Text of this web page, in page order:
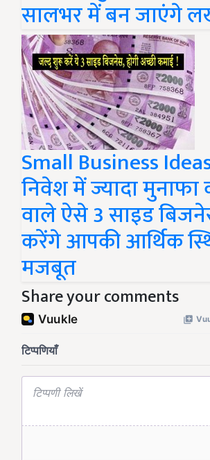
सालभर में बन जाएंगे
Small Business
निवेश में ज्यादा
वाले ऐसे 3 साइड
करेंगे आपकी आर्थिक
मजबूत
Share your comments